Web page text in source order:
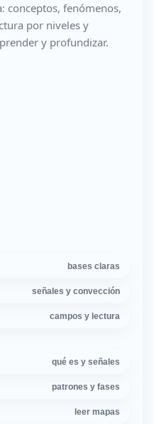
conceptos, fenómenos,
por niveles y
y profundizar.
bases claras
señales y convección
campos y lectura
qué es y señales
patrones y fases
leer mapas